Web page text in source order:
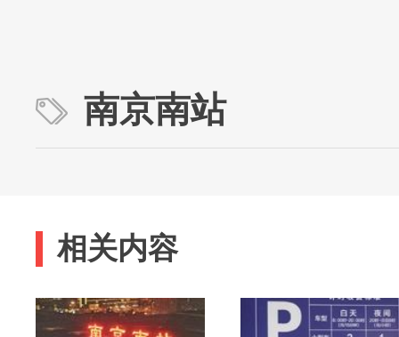
南京南站
相关内容